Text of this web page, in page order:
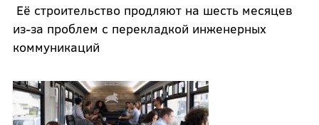
Её строительство продляют на шесть месяцев
из-за проблем с перекладкой инженерных
коммуникаций